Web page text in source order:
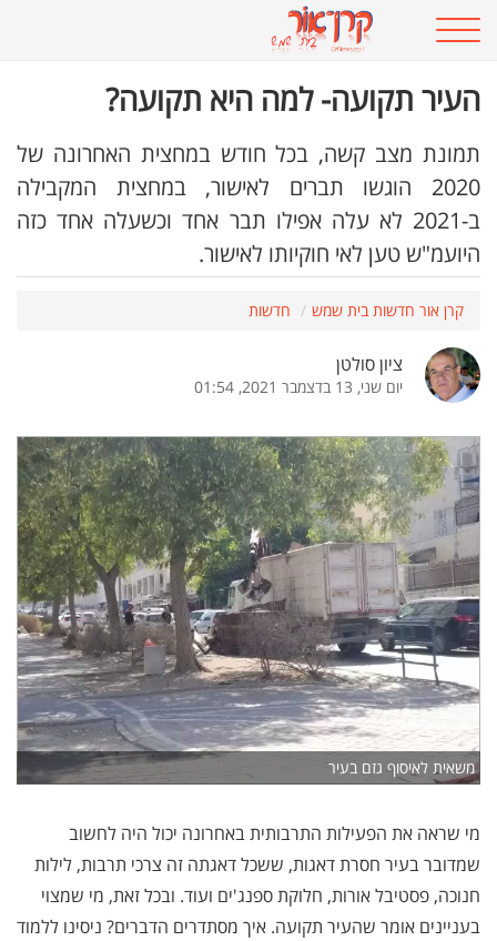
העיר תקועה- למה היא תקועה?
תמונת מצב קשה, בכל חודש במחצית האחרונה של
2020 הוגשו תברים לאישור, במחצית המקבילה
ב-2021 לא עלה אפילו תבר אחד וכשעלה אחד כזה
היועמ"ש טען לאי חוקיותו לאישור.
קרן אור חדשות בית שמש חדשות
ציון סולטן
יום שני, 13 בדצמבר 2021, 01:54
משאית לאיסוף גזם בעיר
מי שראה את הפעילות התרבותית באחרונה יכול היה לחשוב
שמדובר בעיר חסרת דאגות, ששכל דאגתה זה צרכי תרבות, לילות
חנוכה, פסטיבל אורות, חלוקת ספנג'ים ועוד. ובכל זאת, מי שמצוי
בעניינים אומר שהעיר תקועה. איך מסתדרים הדברים? ניסינו ללמוד